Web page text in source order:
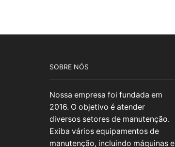
SOBRE NÓS
Nossa empresa foi fundada em
2016. O objetivo é atender
diversos setores de manutenção.
Exiba vários equipamentos de
manutenção, incluindo máquinas e